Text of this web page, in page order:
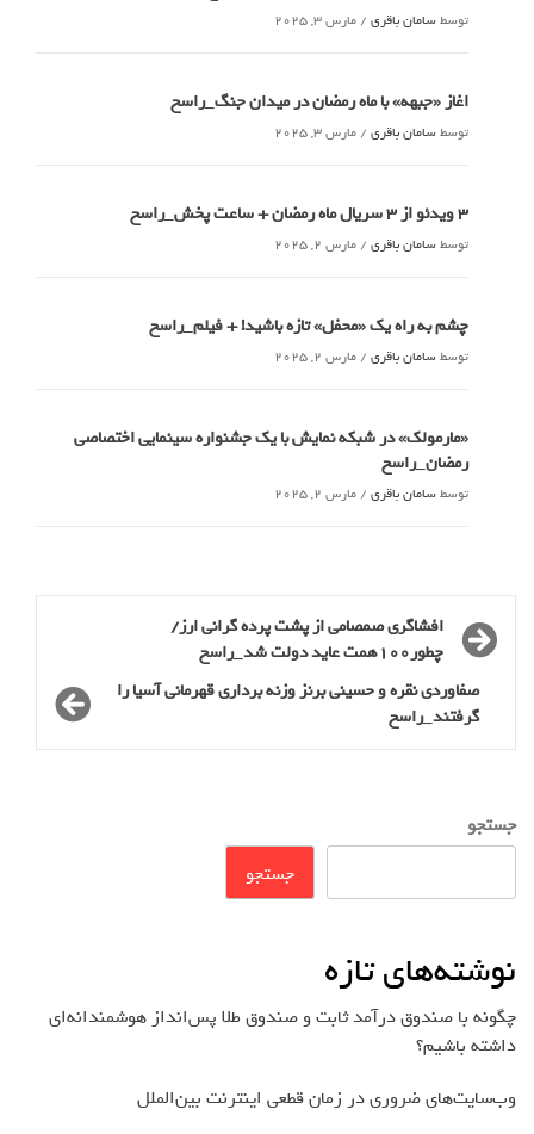
توسطسامان باقری / مارس 3, 2025
اغاز «جبهه» با ماه رمضان در میدان جنگ_راسخ
توسطسامان باقری / مارس 3, 2025
3 ویدئو از 3 سریال ماه رمضان + ساعت پخش_راسخ
توسطسامان باقری / مارس 2, 2025
چشم به راه یک «محفل» تازه باشید! + فیلم_راسخ
توسطسامان باقری / مارس 2, 2025
«مارمولک» در شبکه نمایش با یک جشنواره سینمایی اختصاصی
رمضان_راسخ
توسطسامان باقری / مارس 2, 2025
افشاگری صمصامی از پشت پرده گرانی ارز/
چطور100همت عاید دولت شد_راسخ
صفاوردی نقره و حسینی برنز وزنه برداری قهرمانی آسیا را
گرفتند_راسخ
جستجو
جستجو
نوشته‌های تازه
چگونه با صندوق درآمد ثابت و صندوق طلا پس‌انداز هوشمندانه‌ای
داشته باشیم؟
وب‌سایت‌های ضروری در زمان قطعی اینترنت بین‌الملل